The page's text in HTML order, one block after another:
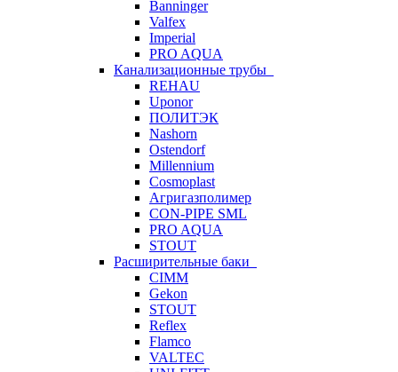
Banninger
Valfex
Imperial
PRO AQUA
Канализационные трубы
REHAU
Uponor
ПОЛИТЭК
Nashorn
Ostendorf
Millennium
Cosmoplast
Агригазполимер
CON-PIPE SML
PRO AQUA
STOUT
Расширительные баки
CIMM
Gekon
STOUT
Reflex
Flamco
VALTEC